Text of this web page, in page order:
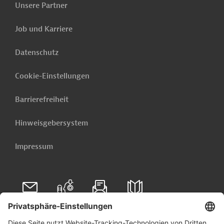
Unsere Partner
Job und Karriere
Datenschutz
Cookie-Einstellungen
Barrierefreiheit
Hinweisgebersystem
Impressum